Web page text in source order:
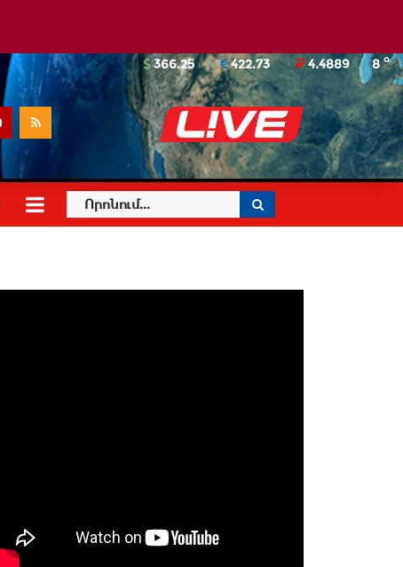
8o
366.25 422.73 4.4889